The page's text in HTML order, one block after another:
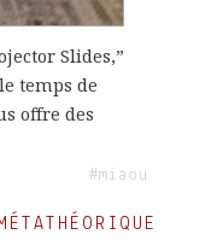
Slides,”
temps de
offre des
#miaou